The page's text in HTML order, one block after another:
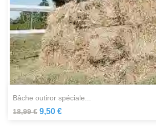
bâche outiror spéciale...
18,99 € 9,50 €